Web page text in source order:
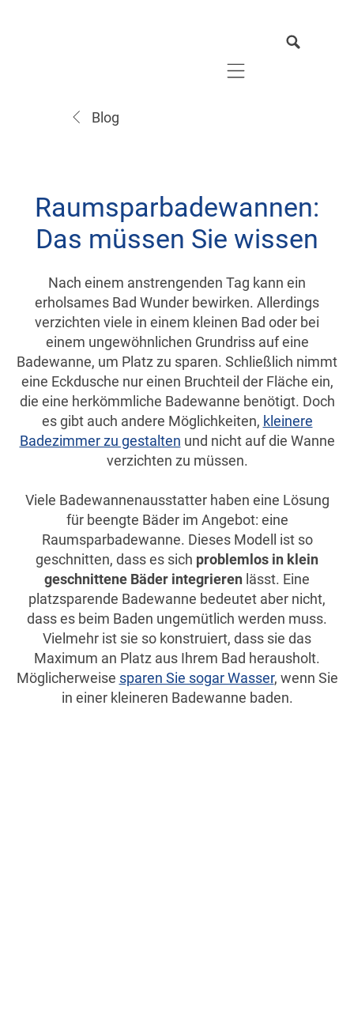
Mobile navigation
Blog
Raumsparbadewannen:
Das müssen Sie wissen
Nach einem anstrengenden Tag kann ein
erholsames Bad Wunder bewirken. Allerdings
verzichten viele in einem kleinen Bad oder bei
einem ungewöhnlichen Grundriss auf eine
Badewanne, um Platz zu sparen. Schließlich nimmt
eine Eckdusche nur einen Bruchteil der Fläche ein,
die eine herkömmliche Badewanne benötigt. Doch
es gibt auch andere Möglichkeiten, kleinere
Badezimmer zu gestalten und nicht auf die Wanne
verzichten zu müssen.
Viele Badewannenausstatter haben eine Lösung
für beengte Bäder im Angebot: eine
Raumsparbadewanne. Dieses Modell ist so
geschnitten, dass es sich problemlos in klein
geschnittene Bäder integrieren lässt. Eine
platzsparende Badewanne bedeutet aber nicht,
dass es beim Baden ungemütlich werden muss.
Vielmehr ist sie so konstruiert, dass sie das
Maximum an Platz aus Ihrem Bad herausholt.
Möglicherweise sparen Sie sogar Wasser, wenn Sie
in einer kleineren Badewanne baden.